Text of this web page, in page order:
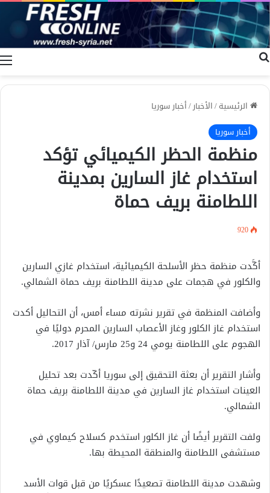
الرئيسية/الأخبار/أخبار سوريا
أخبار سوريا
منظمة الحظر الكيميائي تؤكد
استخدام غاز السارين بمدينة
اللطامنة بريف حماة
920
أكَّدت منظمة حظر الأسلحة الكيميائية، استخدام غازي السارين
والكلور في هجمات على مدينة اللطامنة بريف حماة الشمالي.
وأضافت المنظمة في تقرير نشرته مساء أمس، أن التحاليل أكدت
استخدام غاز الكلور وغاز الأعصاب السارين المحرم دوليًا في
الهجوم على اللطامنة يومي 24 و25 مارس/ آذار 2017.
وأشار التقرير أن بعثة التحقيق إلى سوريا أكّدت بعد تحليل
العينات استخدام غاز السارين في مدينة اللطامنة بريف حماة
الشمالي.
ولفت التقرير أيضًا أن غاز الكلور استخدم كسلاح كيماوي في
مستشفى اللطامنة والمنطقة المحيطة بها.
وشهدت مدينة اللطامنة تصعيدًا عسكريًا من قبل قوات الأسد